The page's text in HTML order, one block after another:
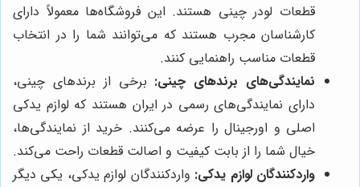
قطعات لودر چینی هستند. این فروشگاه‌ها معمولاً دارای
کارشناسان مجرب هستند که می‌توانند شما را در انتخاب
قطعات مناسب راهنمایی کنند.
نمایندگی‌های برندهای چینی: برخی از برندهای چینی،
دارای نمایندگی‌های رسمی در ایران هستند که لوازم یدکی
اصلی و اورجینال را عرضه می‌کنند. خرید از نمایندگی‌ها،
خیال شما را از بابت کیفیت و اصالت قطعات راحت می‌کند.
واردکنندگان لوازم یدکی: واردکنندگان لوازم یدکی، یکی دیگر